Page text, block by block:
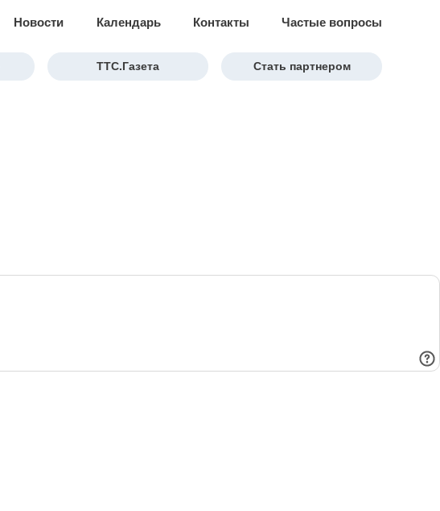
Стать партнером
ТТС.Газета
Новости Календарь Контакты Частые вопросы